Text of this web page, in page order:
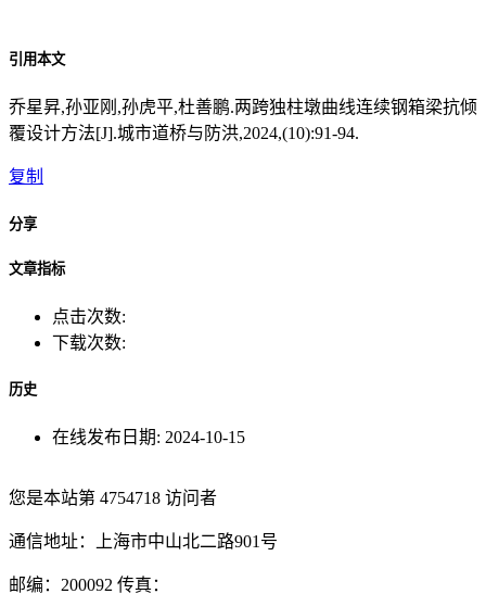
引用本文
乔星昇,孙亚刚,孙虎平,杜善鹏.两跨独柱墩曲线连续钢箱梁抗倾
覆设计方法[J].城市道桥与防洪,2024,(10):91-94.
复制
分享
文章指标
点击次数:
下载次数:
历史
在线发布日期: 2024-10-15
您是本站第 4754718 访问者
通信地址：上海市中山北二路901号
邮编：200092 传真：